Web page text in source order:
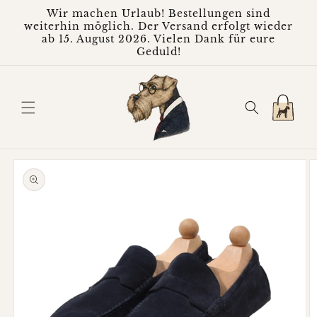
Inhalt
Wir machen Urlaub! Bestellungen sind
weiterhin möglich. Der Versand erfolgt wieder
ab 15. August 2026. Vielen Dank für eure
Geduld!
Warenkorb